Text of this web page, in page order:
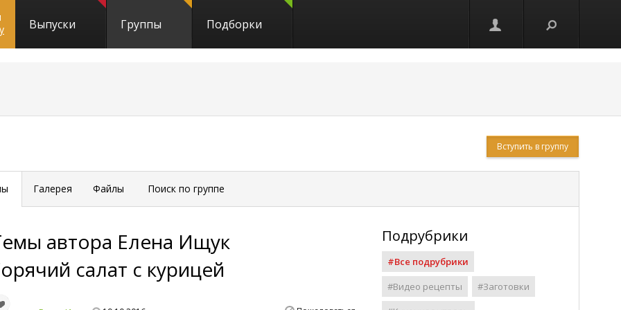
Выпуски Группы Подборки
Вступить в группу
Галерея Файлы Поиск по группе
автора Елена Ищук
салат с курицей
Подрубрики
#Все подрубрики
#Видео рецепты
#Заготовки